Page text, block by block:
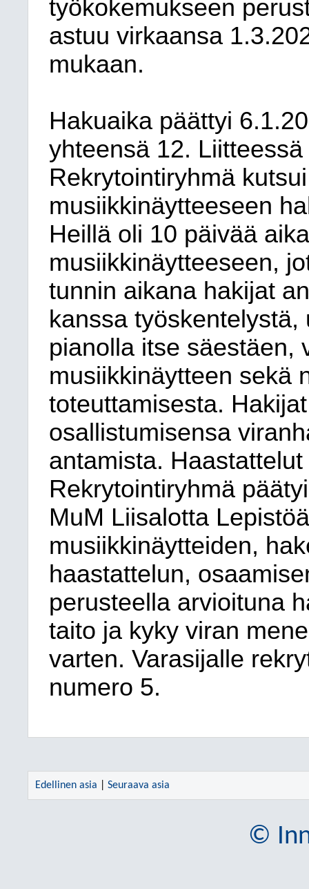
työkokemukseen
astuu virkaansa
mukaan.
Hakuaika päättyi
yhteensä 12.
Rekrytointiryhmä
musiikkinäytteeseen
Heillä oli 10 päivää
musiikkinäytteeseen,
tunnin aikana hakijat
kanssa
pianolla itse säestäen,
musiikkinäytteen sekä
toteuttamisesta.
osallistumisensa
antamista.
Rekrytointiryhmä
MuM Liisalotta
musiikkinäytteiden,
haastattelun,
perusteella arvioituna
taito ja kyky viran
varten. Varasijalle
numero 5.
Edellinen asia Seuraava asia
©